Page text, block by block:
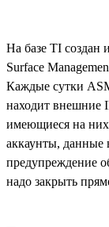
На базе TI
Surface
Каждые сутки
находит внешние
имеющиеся на
аккаунты, данные
предупреждение
надо закрыть